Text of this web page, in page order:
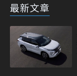
最新文章